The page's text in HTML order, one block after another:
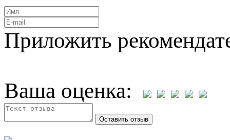
Приложить
Ваша оценка: